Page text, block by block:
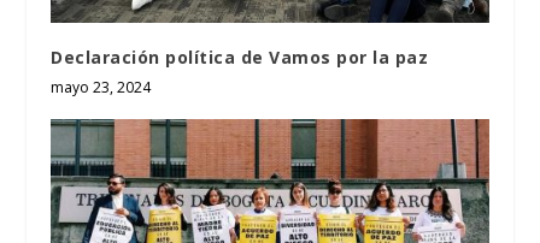
Declaración política de Vamos por la paz
mayo 23, 2024